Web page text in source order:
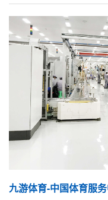
九游体育-中国体育服